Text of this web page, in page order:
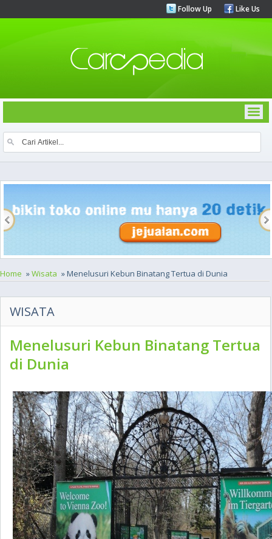
Follow Up Like Us
Home »Wisata » Menelusuri Kebun Binatang Tertua di Dunia
WISATA
Menelusuri Kebun Binatang Tertua
di Dunia